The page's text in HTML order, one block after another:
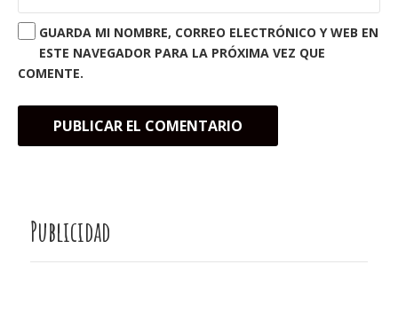
GUARDA MI NOMBRE, CORREO ELECTRÓNICO Y WEB EN
ESTE NAVEGADOR PARA LA PRÓXIMA VEZ QUE
COMENTE.
Publicidad